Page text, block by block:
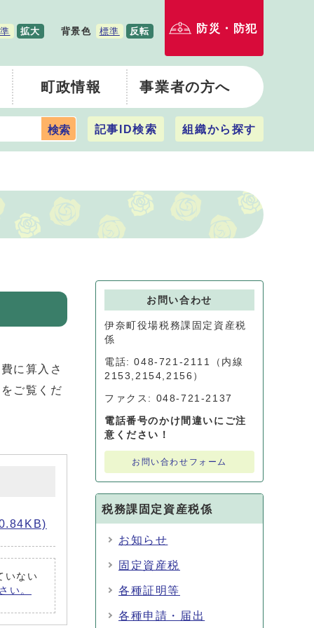
拡大 背景色 標準 反転 防災・防犯
町政情報 事業者の方へ
検索 記事ID検索 組織から探す
に算入さ
ご覧くだ
いない
い。
お問い合わせ
伊奈町役場税務課固定資産税
係
電話: 048-721-2111（内線
2153,2154,2156）
ファクス: 048-721-2137
電話番号のかけ間違いにご注
意ください！
お問い合わせフォーム
税務課固定資産税係
お知らせ
固定資産税
各種証明等
各種申請・届出